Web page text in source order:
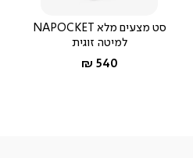
סט מצעים מלא NAPOCKET
למיטה זוגית
החל מ-
540 ₪